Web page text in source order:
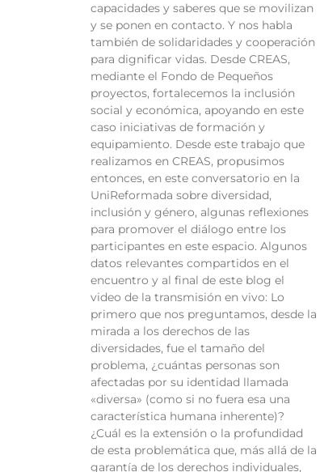
capacidades y saberes que se movilizan
y se ponen en contacto. Y nos habla
también de solidaridades y cooperación
para dignificar vidas. Desde CREAS,
mediante el Fondo de Pequeños
proyectos, fortalecemos la inclusión
social y económica, apoyando en este
caso iniciativas de formación y
equipamiento. Desde este trabajo que
realizamos en CREAS, propusimos
entonces, en este conversatorio en la
UniReformada sobre diversidad,
inclusión y género, algunas reflexiones
para promover el diálogo entre los
participantes en este espacio. Algunos
datos relevantes compartidos en el
encuentro y al final de este blog el
video de la transmisión en vivo: Lo
primero que nos preguntamos, desde la
mirada a los derechos de las
diversidades, fue el tamaño del
problema, ¿cuántas personas son
afectadas por su identidad llamada
«diversa» (como si no fuera esa una
característica humana inherente)?
¿Cuál es la extensión o la profundidad
de esta problemática que, más allá de la
garantía de los derechos individuales,